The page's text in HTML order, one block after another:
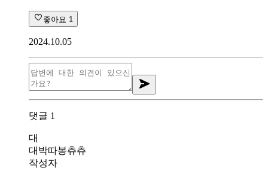
좋아요 1
2024.10.05
댓글 1
대
대박따봉츄츄
작성자